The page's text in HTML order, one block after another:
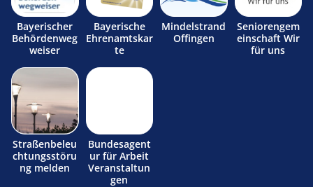
Bayerischer
Behördenweg
weiser
Bayerische
Ehrenamtskar
te
Mindelstrand
Offingen
Seniorengem
einschaft Wir
für uns
Straßenbeleu
chtungsstöru
ng melden
Bundesagent
ur für Arbeit
Veranstaltun
gen